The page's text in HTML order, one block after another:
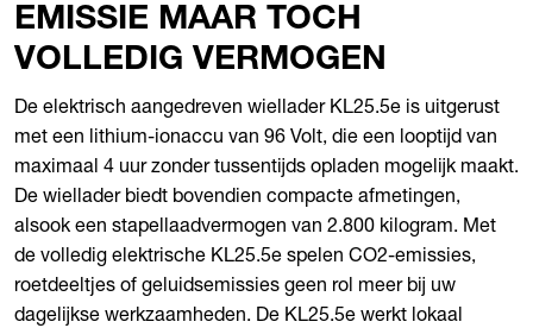
EMISSIE MAAR TOCH
VOLLEDIG VERMOGEN
De elektrisch aangedreven wiellader KL25.5e is uitgerust
met een lithium-ionaccu van 96 Volt, die een looptijd van
maximaal 4 uur zonder tussentijds opladen mogelijk maakt.
De wiellader biedt bovendien compacte afmetingen,
alsook een stapellaadvermogen van 2.800 kilogram. Met
de volledig elektrische KL25.5e spelen CO2-emissies,
roetdeeltjes of geluidsemissies geen rol meer bij uw
dagelijkse werkzaamheden. De KL25.5e werkt lokaal